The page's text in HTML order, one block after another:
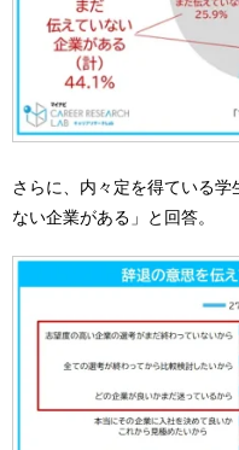
さらに、内々定を得ている
ない企業がある」と回答。